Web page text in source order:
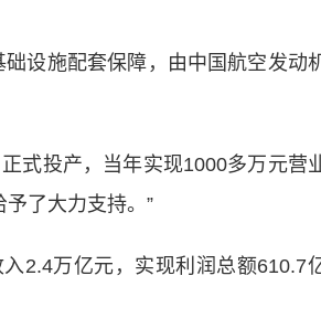
设施配套保障，由中国航空发动
投产，当年实现1000多万元营
了大力支持。”
2.4万亿元，实现利润总额610.7